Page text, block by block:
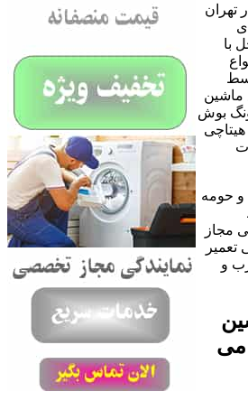
تهران
با
ماشین
بوش
هیتاچی
و حومه
مجاز
و
می